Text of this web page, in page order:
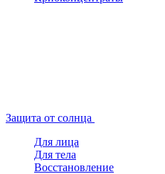
Защита от солнца
Для лица
Для тела
Восстановление